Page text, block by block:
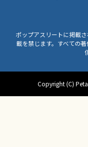
ポップアスリートに掲載
載を禁じます。すべての
Copyright (C)